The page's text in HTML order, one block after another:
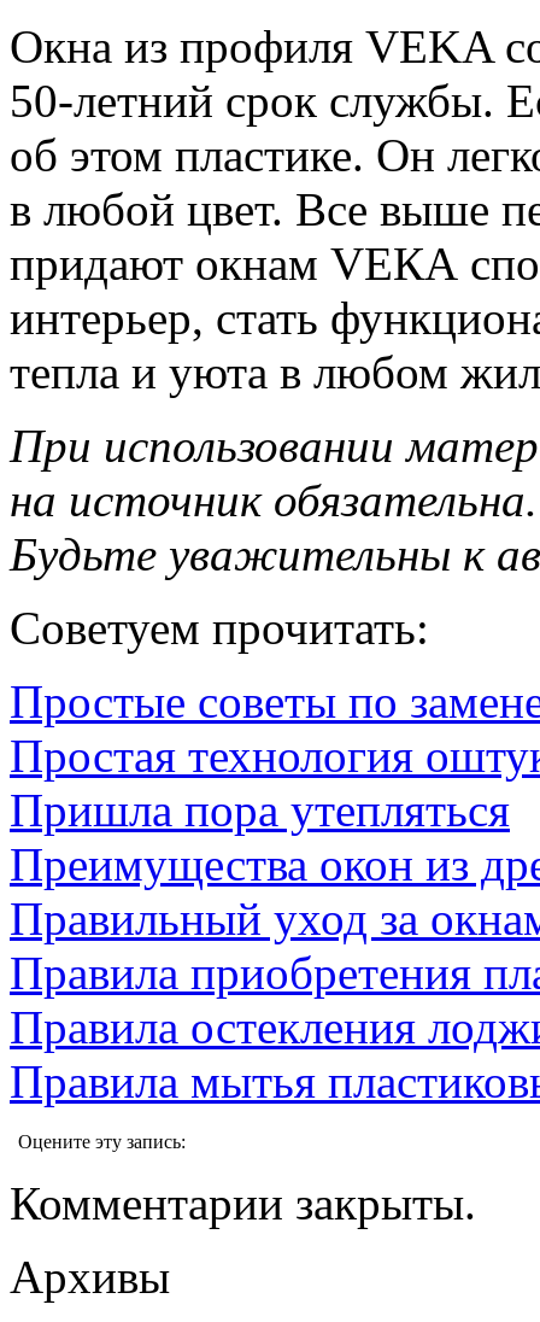
Окна из профиля VEKA
50-летний срок службы.
об этом пластике. Он
в любой цвет. Все выше
придают окнам VЕКА
интерьер, стать
тепла и уюта в любом
При использовании
на источник обязательна.
Будьте уважительны к
Советуем прочитать:
Простые советы по
Простая технология
Пришла пора утепляться
Преимущества окон из
Правильный уход за
Правила приобретения
Правила остекления
Правила мытья
Оцените эту запись:
Комментарии закрыты.
Архивы